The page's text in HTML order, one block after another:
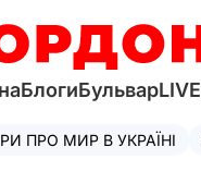
БлогиБульварLIVE
ПРО МИР В УКРАЇНІ